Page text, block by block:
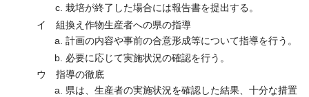
栽培が終了した場合には報告書を提出する。
イ 組換え作物生産者への県の指導
計画の内容や事前の合意形成等について指導を行う。
必要に応じて実施状況の確認を行う。
ウ 指導の徹底
県は、生産者の実施状況を確認した結果、十分な措置